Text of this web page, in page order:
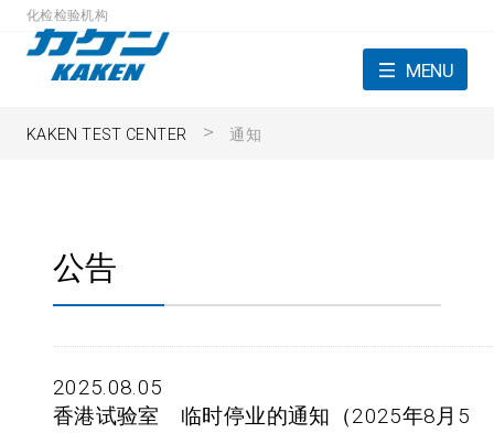
化检检验机构
MENU
KAKEN TEST CENTER 通知
公告
2025.08.05
香港试验室 临时停业的通知（2025年8月5